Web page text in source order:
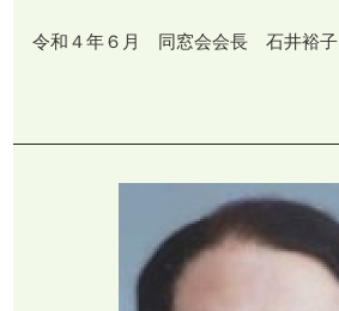
令和４年６月 同窓会会長 石井裕子